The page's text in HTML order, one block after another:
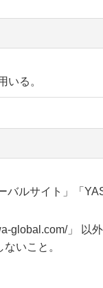
いる。
ルサイト」「
global.com/」 以
いこと。